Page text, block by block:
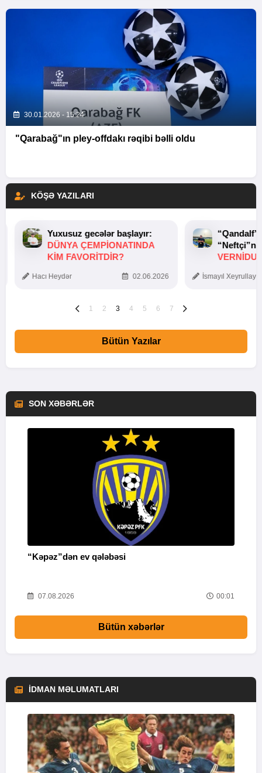
30.01.2026 - 15:24
"Qarabağ"ın pley-offdakı rəqibi bəlli oldu
KÖŞƏ YAZILARI
Yuxusuz gecələr başlayır:
DÜNYA ÇEMPIONATINDA
KIM FAVORITDIR?
Hacı Heydər 02.06.2026 İsmayıl
1 2 3 4 5 6 7
Bütün Yazılar
SON XƏBƏRLƏR
“Kəpəz”dən ev qələbəsi
07.08.2026 00:01
Bütün xəbərlər
İDMAN MƏLUMATLARI